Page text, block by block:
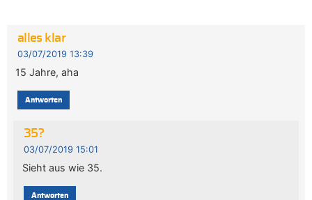
alles klar
03/07/2019 13:39
15 Jahre, aha
Antworten
35?
03/07/2019 15:01
Sieht aus wie 35.
Antworten